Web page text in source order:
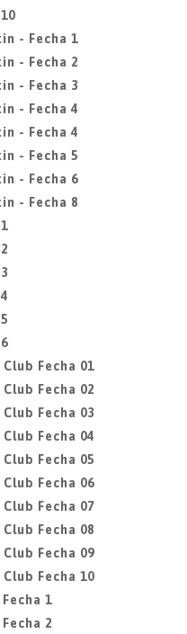
- Fecha 1
- Fecha 2
- Fecha 3
- Fecha 4
- Fecha 4
- Fecha 5
- Fecha 6
- Fecha 8
Fecha 01
Fecha 02
Fecha 03
Fecha 04
Fecha 05
Fecha 06
Fecha 07
Fecha 08
Fecha 09
Fecha 10
1
2